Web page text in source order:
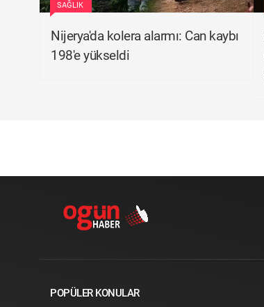
SAĞLIK
Nijerya'da kolera alarmı: Can kaybı
198'e yükseldi
POPÜLER KONULAR